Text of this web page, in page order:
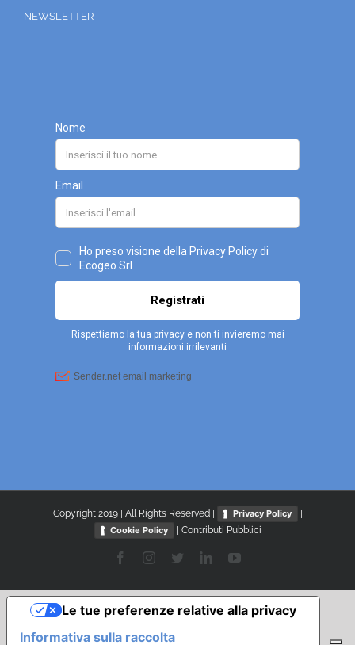
NEWSLETTER
Copyright 2019 | All Rights Reserved | Privacy Policy
|
Cookie Policy
| Contributi Pubblici
FacebookInstagramTwitterLinkedInYouTube
Informativa sulla raccolta
Le tue preferenze relative alla privacy